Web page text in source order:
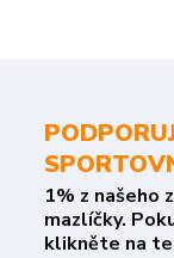
1% z našeho
mazlíčky.
klikněte na